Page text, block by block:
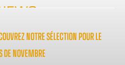
NOTRE SÉLECTION POUR LE
DE NOVEMBRE